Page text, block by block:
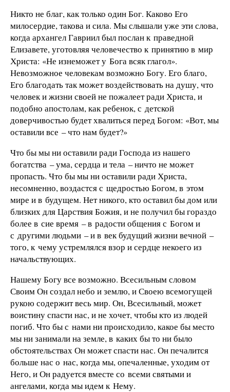
Никто не благ, как только один Бог. Каково Его
милосердие, такова и сила. Мы слышали уже эти слова,
когда архангел Гавриил был послан к праведной
Елизавете, уготовляя человечество к принятию в мир
Христа: «Не изнеможет у Бога всяк глагол».
Невозможное человекам возможно Богу. Его благо,
Его благодать так может воздействовать на душу, что
человек и жизни своей не пожалеет ради Христа, и
подобно апостолам, как ребенок, с детской
доверчивостью будет хвалиться перед Богом: «Вот, мы
оставили все – что нам будет?»
Что бы мы ни оставили ради Господа из нашего
богатства – ума, сердца и тела – ничто не может
пропасть. Что бы мы ни оставили ради Христа,
несомненно, воздастся с щедростью Богом, в этом
мире и в будущем. Нет никого, кто оставил бы дом или
близких для Царствия Божия, и не получил бы гораздо
более в сие время – в радости общения с Богом и
с другими людьми – и в век будущий жизни вечной –
того, к чему устремлялся взор и сердце некоего из
начальствующих.
Нашему Богу все возможно. Всесильным словом
Своим Он создал небо и землю, и Своею всемогущей
рукою содержит весь мир. Он, Всесильный, может
воистину спасти нас, и не хочет, чтобы кто из людей
погиб. Что бы с нами ни происходило, какое бы место
мы ни занимали на земле, в каких бы то ни было
обстоятельствах Он может спасти нас. Он печалится
больше нас о нас, когда мы, опечаленные, уходим от
Него, и Он радуется вместе со всеми святыми и
ангелами, когда мы идем к Нему.